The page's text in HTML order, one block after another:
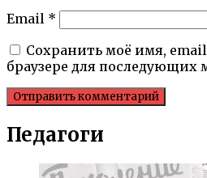
Email *
Сохранить моё имя,
браузере для последующих
Педагоги